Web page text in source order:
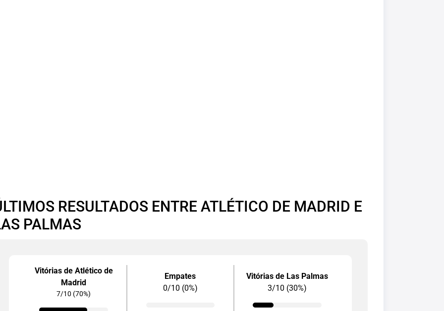
RESULTADOS ENTRE ATLÉTICO DE MADRID E
PALMAS
Vitórias de Atlético de
Madrid
7/10 (70%)
Empates
0/10 (0%)
Vitórias de Las Palmas
3/10 (30%)